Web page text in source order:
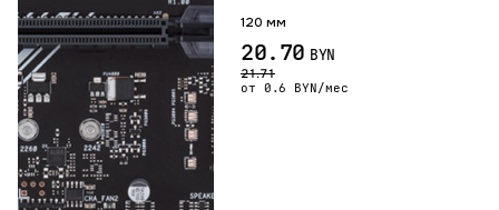
120 мм
20.70 BYN
21.71
от 0.6 BYN/мес